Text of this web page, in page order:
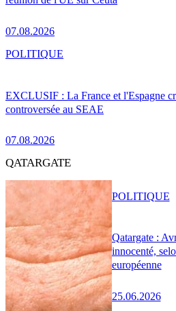
07.08.2026
EXCLUSIF : La France et l'Espagne
controversée au SEAE
07.08.2026
POLITIQUE
QATARGATE
Qatargate :
innocenté,
européenne
25.06.2026
POLITIQUE